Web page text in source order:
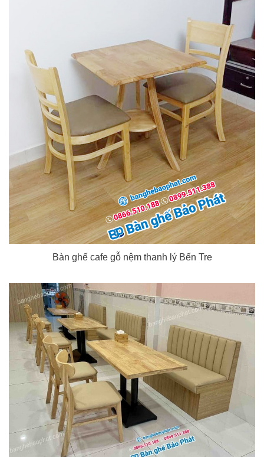
Bàn ghế cafe gỗ nệm thanh lý Bến Tre